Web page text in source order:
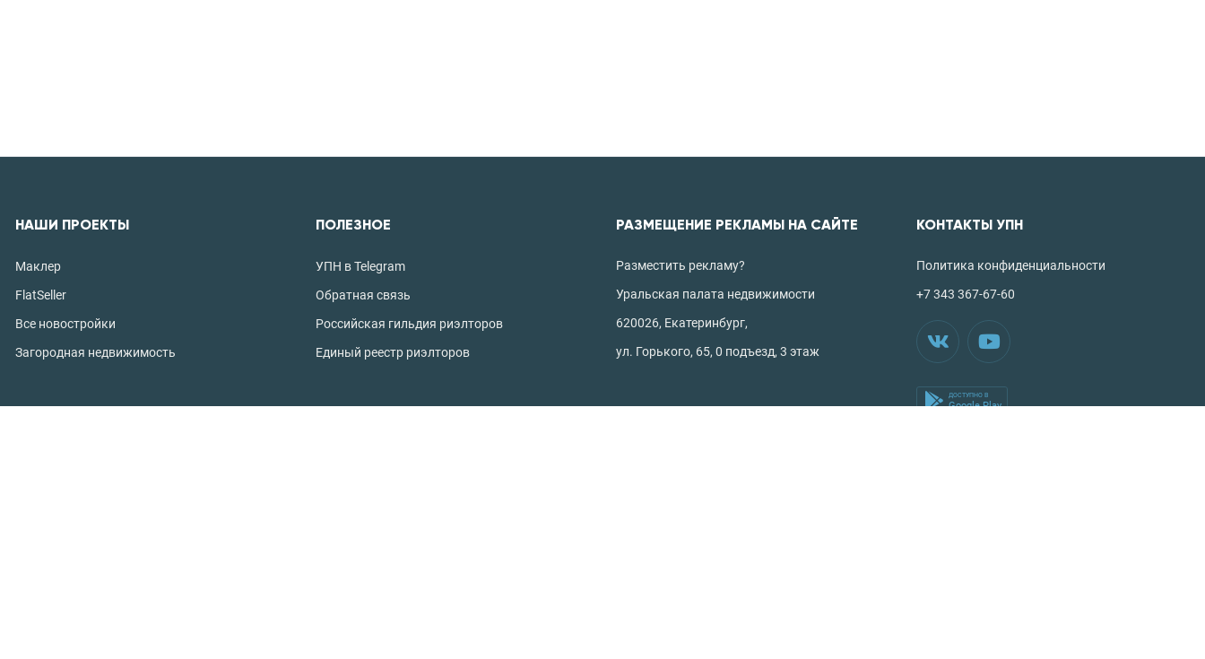
НАШИ ПРОЕКТЫ
Маклер
FlatSeller
Все новостройки
Загородная недвижимость
ПОЛЕЗНОЕ
УПН в Telegram
Обратная связь
Российская гильдия риэлторов
Единый реестр риэлторов
РАЗМЕЩЕНИЕ РЕКЛАМЫ НА САЙТЕ
Разместить рекламу?
Уральская палата недвижимости
620026, Екатеринбург,
ул. Горького, 65, 0 подъезд, 3 этаж
КОНТАКТЫ УПН
Политика конфиденциальности
+7 343 367-67-60
ДОСТУПНО В
Google Play